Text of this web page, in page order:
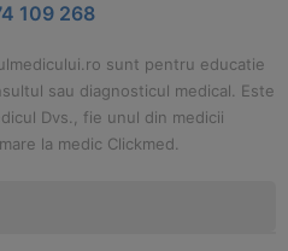
109 268
sunt pentru educatie
sau diagnosticul medical. Este
Dvs., fie unul din medicii
la medic Clickmed.